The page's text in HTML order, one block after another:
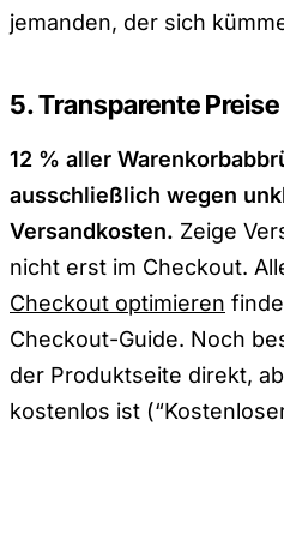
jemanden, der sich
5. Transparente
12 % aller
ausschließlich wegen
Versandkosten. Zeige
nicht erst im Checkout.
Checkout optimieren
Checkout-Guide. Noch
der Produktseite direkt,
kostenlos ist